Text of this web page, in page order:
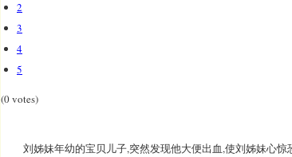
2
3
4
5
(0 votes)
刘姊妹年幼的宝贝儿子,突然发现他大便出血,使刘姊妹心